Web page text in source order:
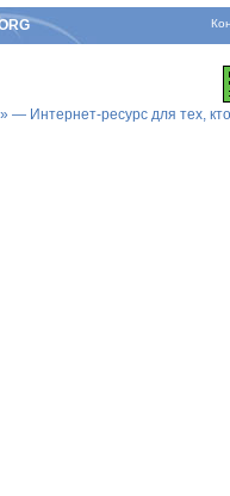
— Интернет-ресурс для тех,